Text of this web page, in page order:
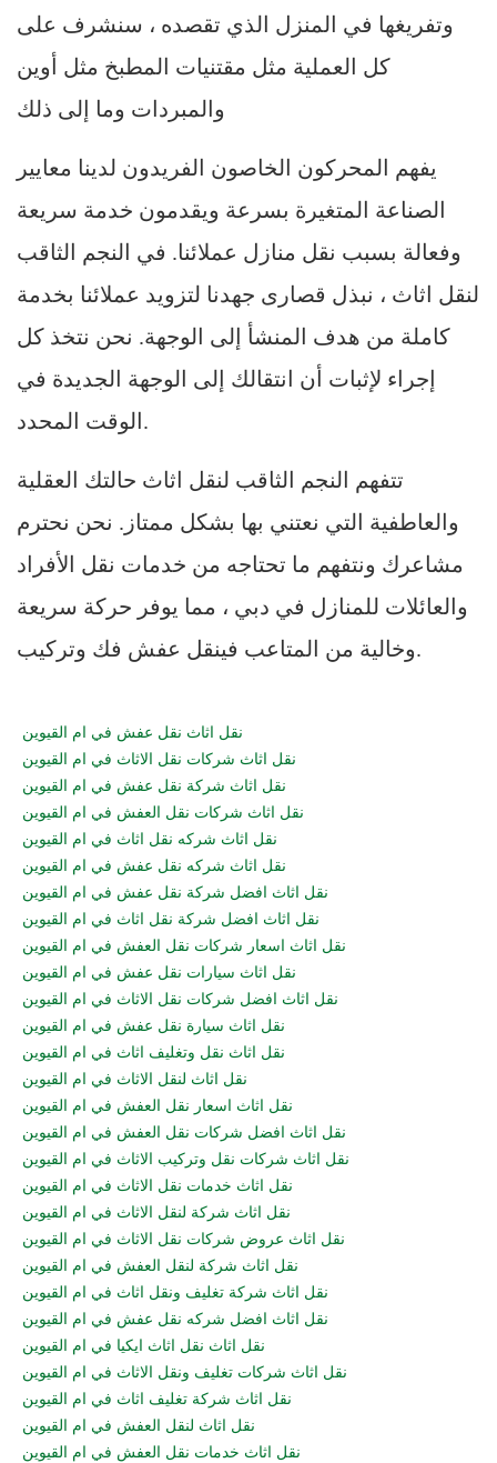
وتفريغها في المنزل الذي تقصده ، سنشرف على
كل العملية مثل مقتنيات المطبخ مثل أوين
والمبردات وما إلى ذلك
يفهم المحركون الخاصون الفريدون لدينا معايير
الصناعة المتغيرة بسرعة ويقدمون خدمة سريعة
وفعالة بسبب نقل منازل عملائنا. في النجم الثاقب
لنقل اثاث ، نبذل قصارى جهدنا لتزويد عملائنا بخدمة
كاملة من هدف المنشأ إلى الوجهة. نحن نتخذ كل
إجراء لإثبات أن انتقالك إلى الوجهة الجديدة في
الوقت المحدد.
تتفهم النجم الثاقب لنقل اثاث حالتك العقلية
والعاطفية التي نعتني بها بشكل ممتاز. نحن نحترم
مشاعرك ونتفهم ما تحتاجه من خدمات نقل الأفراد
والعائلات للمنازل في دبي ، مما يوفر حركة سريعة
وخالية من المتاعب فينقل عفش فك وتركيب.
نقل اثاث نقل عفش في ام القيوين
نقل اثاث شركات نقل الاثاث في ام القيوين
نقل اثاث شركة نقل عفش في ام القيوين
نقل اثاث شركات نقل العفش في ام القيوين
نقل اثاث شركه نقل اثاث في ام القيوين
نقل اثاث شركه نقل عفش في ام القيوين
نقل اثاث افضل شركة نقل عفش في ام القيوين
نقل اثاث افضل شركة نقل اثاث في ام القيوين
نقل اثاث اسعار شركات نقل العفش في ام القيوين
نقل اثاث سيارات نقل عفش في ام القيوين
نقل اثاث افضل شركات نقل الاثاث في ام القيوين
نقل اثاث سيارة نقل عفش في ام القيوين
نقل اثاث نقل وتغليف اثاث في ام القيوين
نقل اثاث لنقل الاثاث في ام القيوين
نقل اثاث اسعار نقل العفش في ام القيوين
نقل اثاث افضل شركات نقل العفش في ام القيوين
نقل اثاث شركات نقل وتركيب الاثاث في ام القيوين
نقل اثاث خدمات نقل الاثاث في ام القيوين
نقل اثاث شركة لنقل الاثاث في ام القيوين
نقل اثاث عروض شركات نقل الاثاث في ام القيوين
نقل اثاث شركة لنقل العفش في ام القيوين
نقل اثاث شركة تغليف ونقل اثاث في ام القيوين
نقل اثاث افضل شركه نقل عفش في ام القيوين
نقل اثاث نقل اثاث ايكيا في ام القيوين
نقل اثاث شركات تغليف ونقل الاثاث في ام القيوين
نقل اثاث شركة تغليف اثاث في ام القيوين
نقل اثاث لنقل العفش في ام القيوين
نقل اثاث خدمات نقل العفش في ام القيوين